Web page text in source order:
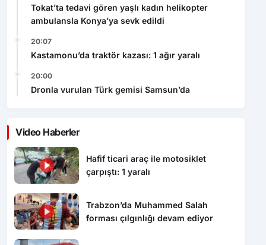
Tokat’ta tedavi gören yaşlı kadın helikopter
ambulansla Konya’ya sevk edildi
20:07
Kastamonu’da traktör kazası: 1 ağır yaralı
20:00
Dronla vurulan Türk gemisi Samsun’da
Video Haberler
Hafif ticari araç ile motosiklet
çarpıştı: 1 yaralı
Trabzon’da Muhammed Salah
forması çılgınlığı devam ediyor